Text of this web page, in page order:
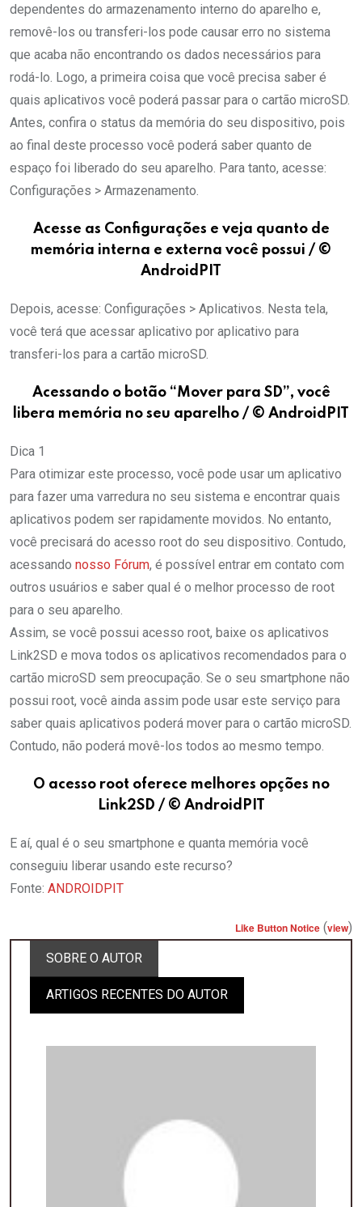
dependentes do armazenamento interno do aparelho e,
removê-los ou transferi-los pode causar erro no sistema
que acaba não encontrando os dados necessários para
rodá-lo. Logo, a primeira coisa que você precisa saber é
quais aplicativos você poderá passar para o cartão microSD.
Antes, confira o status da memória do seu dispositivo, pois
ao final deste processo você poderá saber quanto de
espaço foi liberado do seu aparelho. Para tanto, acesse:
Configurações > Armazenamento.
Acesse as Configurações e veja quanto de
memória interna e externa você possui / ©
AndroidPIT
Depois, acesse: Configurações > Aplicativos. Nesta tela,
você terá que acessar aplicativo por aplicativo para
transferi-los para a cartão microSD.
Acessando o botão “Mover para SD”, você
libera memória no seu aparelho / © AndroidPIT
Dica 1
Para otimizar este processo, você pode usar um aplicativo
para fazer uma varredura no seu sistema e encontrar quais
aplicativos podem ser rapidamente movidos. No entanto,
você precisará do acesso root do seu dispositivo. Contudo,
acessando nosso Fórum, é possível entrar em contato com
outros usuários e saber qual é o melhor processo de root
para o seu aparelho.
Assim, se você possui acesso root, baixe os aplicativos
Link2SD e mova todos os aplicativos recomendados para o
cartão microSD sem preocupação. Se o seu smartphone não
possui root, você ainda assim pode usar este serviço para
saber quais aplicativos poderá mover para o cartão microSD.
Contudo, não poderá movê-los todos ao mesmo tempo.
O acesso root oferece melhores opções no
Link2SD / © AndroidPIT
E aí, qual é o seu smartphone e quanta memória você
conseguiu liberar usando este recurso?
Fonte: ANDROIDPIT
Like Button Notice (view)
SOBRE O AUTOR
ARTIGOS RECENTES DO AUTOR